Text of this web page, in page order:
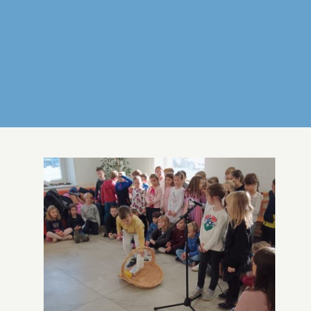
SLOVENSKI ZAJTRK Z OTROCI 1.
RAZREDOV OŠ ŠTURJE